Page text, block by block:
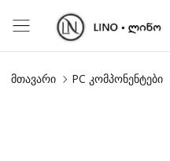
მთავარი PC კომპონენტები